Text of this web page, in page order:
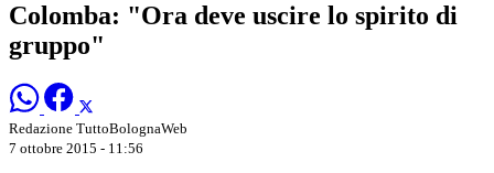
Colomba: "Ora deve uscire lo spirito di
gruppo"
Redazione TuttoBolognaWeb
7 ottobre 2015 - 11:56